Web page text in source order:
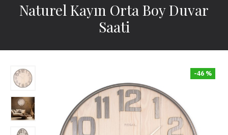
Naturel Kayın Orta Boy Duvar
Saati
-46 %